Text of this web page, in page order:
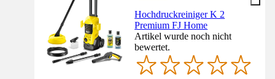
Hochdruckreiniger K 2
Premium FJ Home
Artikel wurde noch nicht
bewertet.